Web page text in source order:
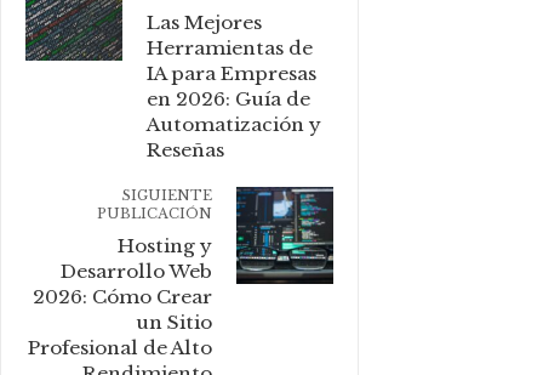
Las Mejores
Herramientas de
IA para Empresas
en 2026: Guía de
Automatización y
Reseñas
SIGUIENTE
PUBLICACIÓN
Hosting y
Desarrollo Web
2026: Cómo Crear
un Sitio
Profesional de Alto